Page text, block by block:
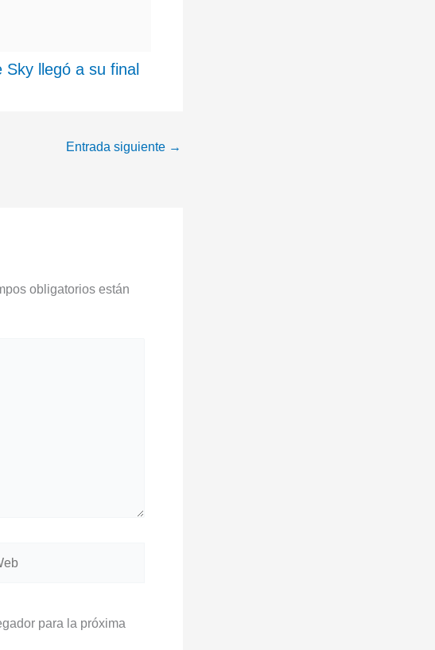
Sky llegó a su final
Entrada siguiente →
obligatorios están
para la próxima